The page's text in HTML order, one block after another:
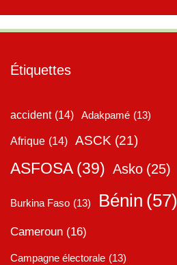
Étiquettes
accident (14) Adakpamé (13)
Afrique (14) ASCK (21)
ASFOSA (39) Asko (25)
Burkina Faso (13) Bénin (57)
Cameroun (16)
Campagne électorale (13)